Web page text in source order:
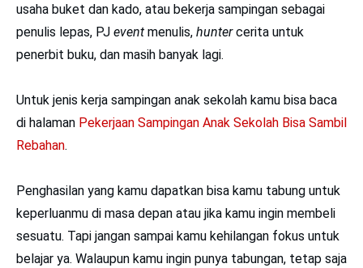
usaha buket dan kado, atau bekerja sampingan sebagai
penulis lepas, PJ event menulis, huntercerita untuk
penerbit buku, dan masih banyak lagi.
Untuk jenis kerja sampingan anak sekolah kamu bisa baca
di halaman Pekerjaan Sampingan Anak Sekolah Bisa Sambil
Rebahan.
Penghasilan yang kamu dapatkan bisa kamu tabung untuk
keperluanmu di masa depan atau jika kamu ingin membeli
sesuatu. Tapi jangan sampai kamu kehilangan fokus untuk
belajar ya. Walaupun kamu ingin punya tabungan, tetap saja